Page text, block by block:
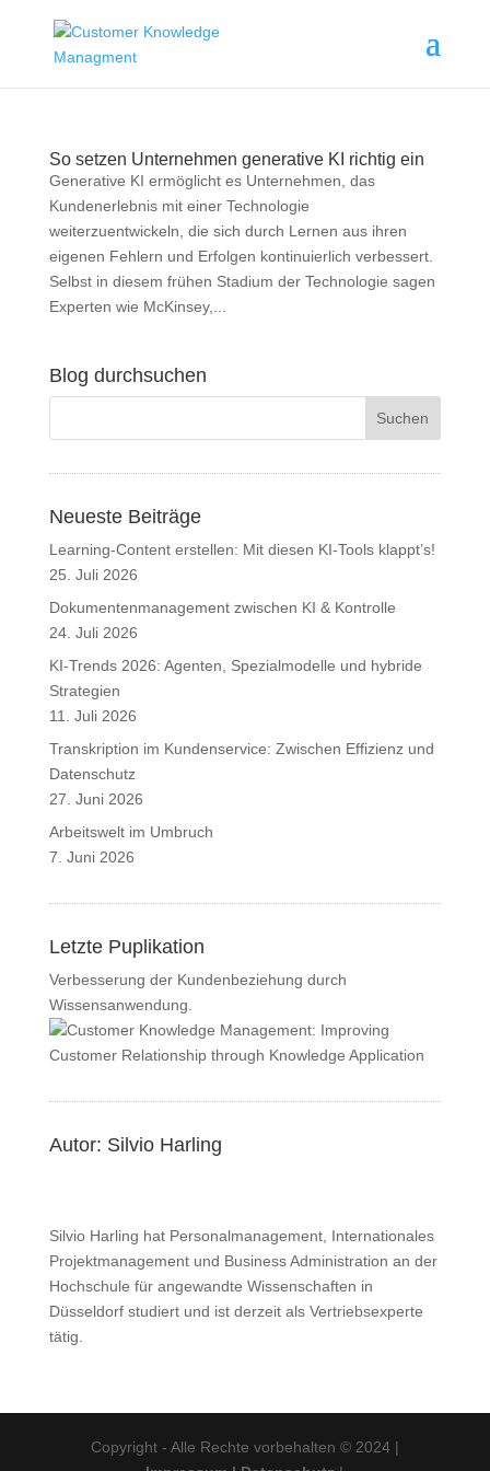
So setzen Unternehmen generative KI richtig ein
Generative KI ermöglicht es Unternehmen, das
Kundenerlebnis mit einer Technologie
weiterzuentwickeln, die sich durch Lernen aus ihren
eigenen Fehlern und Erfolgen kontinuierlich verbessert.
Selbst in diesem frühen Stadium der Technologie sagen
Experten wie McKinsey,...
Blog durchsuchen
Neueste Beiträge
Learning-Content erstellen: Mit diesen KI-Tools klappt’s!
25. Juli 2026
Dokumentenmanagement zwischen KI & Kontrolle
24. Juli 2026
KI-Trends 2026: Agenten, Spezialmodelle und hybride
Strategien
11. Juli 2026
Transkription im Kundenservice: Zwischen Effizienz und
Datenschutz
27. Juni 2026
Arbeitswelt im Umbruch
7. Juni 2026
Letzte Puplikation
Verbesserung der Kundenbeziehung durch
Wissensanwendung.
Autor: Silvio Harling
Silvio Harling hat Personalmanagement, Internationales
Projektmanagement und Business Administration an der
Hochschule für angewandte Wissenschaften in
Düsseldorf studiert und ist derzeit als Vertriebsexperte
tätig.
Copyright - Alle Rechte vorbehalten © 2024 |